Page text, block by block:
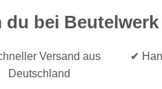
du bei
Versand aus
Deutschland
✔